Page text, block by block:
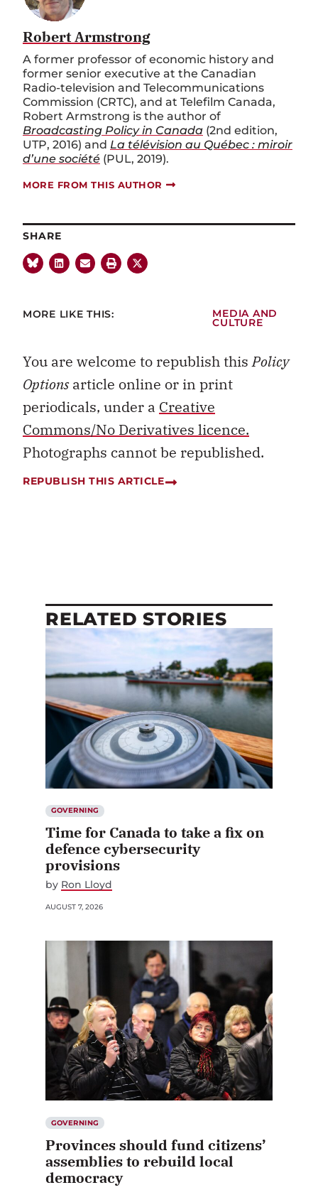
Robert Armstrong
A former professor of economic history and
former senior executive at the Canadian
Radio-television and Telecommunications
Commission (CRTC), and at Telefilm Canada,
Robert Armstrong is the author of
Broadcasting Policy in Canada (2nd edition,
UTP, 2016) and La télévision au Québec : miroir
d’une société (PUL, 2019).
MORE FROM THIS AUTHOR
SHARE
MORE LIKE THIS:
MEDIA AND
CULTURE
You are welcome to republish thisPolicy
Optionsarticle online or in print
periodicals, under a Creative
Commons/No Derivatives licence.
Photographs cannot be republished.
REPUBLISH THIS ARTICLE
RELATED STORIES
GOVERNING
Time for Canada to take a fix on
defence cybersecurity
provisions
by Ron Lloyd
AUGUST 7, 2026
GOVERNING
Provinces should fund citizens’
assemblies to rebuild local
democracy